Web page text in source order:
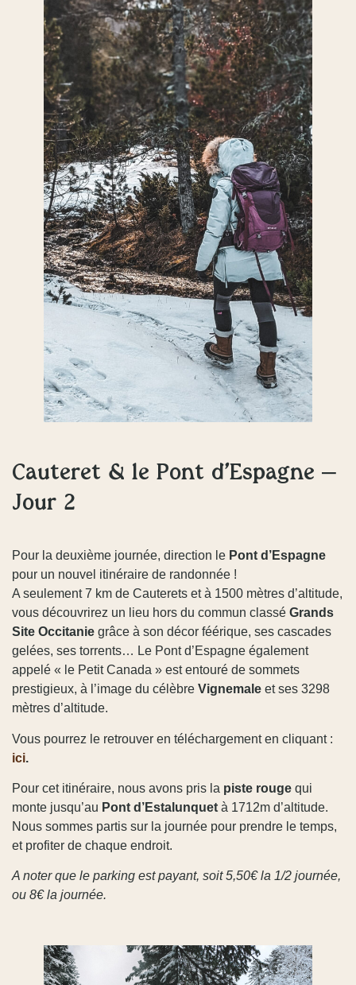
Cauteret & le Pont d’Espagne –
Jour 2
Pour la deuxième journée, direction le Pont d’Espagne
pour un nouvel itinéraire de randonnée !
A seulement 7 km de Cauterets et à 1500 mètres d’altitude,
vous découvrirez un lieu hors du commun classé Grands
Site Occitanie grâce à son décor féérique, ses cascades
gelées, ses torrents… Le Pont d’Espagne également
appelé « le Petit Canada » est entouré de sommets
prestigieux, à l’image du célèbre Vignemale et ses 3298
mètres d’altitude.
Vous pourrez le retrouver en téléchargement en cliquant :
ici.
Pour cet itinéraire, nous avons pris la piste rouge qui
monte jusqu’au Pont d’Estalunquet à 1712m d’altitude.
Nous sommes partis sur la journée pour prendre le temps,
et profiter de chaque endroit.
A noter que le parking est payant, soit 5,50€ la 1/2 journée,
ou 8€ la journée.